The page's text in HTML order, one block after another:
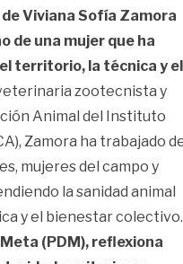
Viviana Sofía Zamora
de una mujer que ha
territorio, la técnica y el
zootecnista y
Animal del Instituto
Zamora ha trabajado
mujeres del campo y
la sanidad animal
y el bienestar colectivo.
(PDM), reflexiona